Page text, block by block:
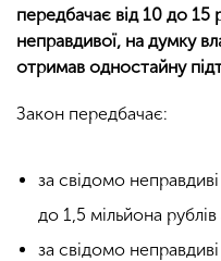
передбачає від 10 до 15
неправдивої, на думку
отримав одностайну
Закон передбачає:
за свідомо
до 1,5 мільйона
за свідомо